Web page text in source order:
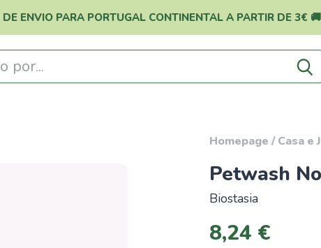
DE ENVIO PARA PORTUGAL CONTINENTAL A PARTIR DE 3€ 🚚
por...
Homepage / Casa e
Petwash
Biostasia
8,24 €